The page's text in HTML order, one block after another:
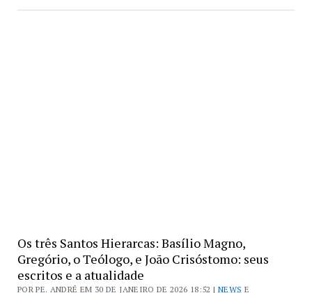
Os três Santos Hierarcas: Basílio Magno,
Gregório, o Teólogo, e João Crisóstomo: seus
escritos e a atualidade
POR PE. ANDRÉ EM 30 DE JANEIRO DE 2026 18:52 | NEWS E